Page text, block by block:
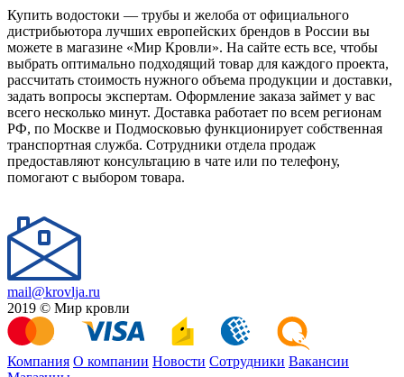
Купить водостоки — трубы и желоба от официального
дистрибьютора лучших европейских брендов в России вы
можете в магазине «Мир Кровли». На сайте есть все, чтобы
выбрать оптимально подходящий товар для каждого проекта,
рассчитать стоимость нужного объема продукции и доставки,
задать вопросы экспертам. Оформление заказа займет у вас
всего несколько минут. Доставка работает по всем регионам
РФ, по Москве и Подмосковью функционирует собственная
транспортная служба. Сотрудники отдела продаж
предоставляют консультацию в чате или по телефону,
помогают с выбором товара.
mail@krovlja.ru
2019 © Мир кровли
Компания О компании Новости Сотрудники Вакансии